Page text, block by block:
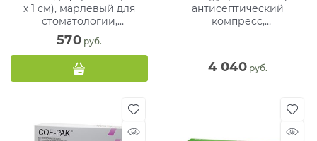
х 1 см), марлевый для
стоматологии,
содержание йодоформа
5%
570 руб.
антисептический
компресс,
4 040 руб.